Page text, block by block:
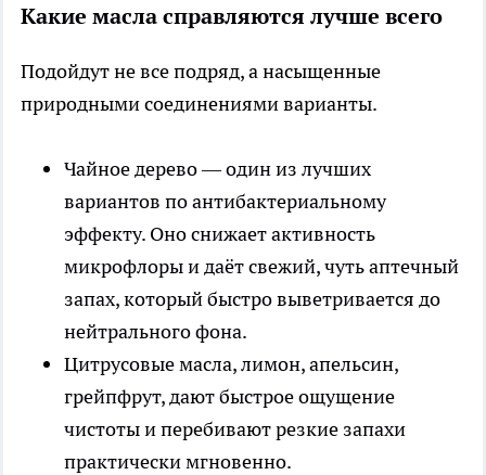
Какие масла справляются лучше всего
Подойдут не все подряд, а насыщенные
природными соединениями варианты.
Чайное дерево — один из лучших
вариантов по антибактериальному
эффекту. Оно снижает активность
микрофлоры и даёт свежий, чуть аптечный
запах, который быстро выветривается до
нейтрального фона.
Цитрусовые масла, лимон, апельсин,
грейпфрут, дают быстрое ощущение
чистоты и перебивают резкие запахи
практически мгновенно.